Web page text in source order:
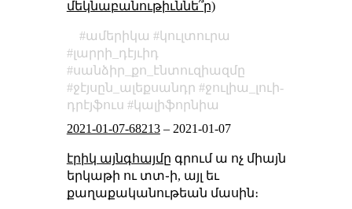
մեկնաբանութիւննե՞ր)
ամերիկա
կուլտուրա
լարրի_դէյւիդ
սանձիր_քո_էնտուզիազմը
ջէյսըն_ալեքսանդր
ջուլիա_լուի-
դրէյֆուս
կալիֆորնիա
2021-01-07-68213– 2021-01-07
էրիկ այնգհայմը գրում ա ոչ միայն
երկաթի ու տտ֊ի, այլ եւ
քաղաքականութեան մասին։